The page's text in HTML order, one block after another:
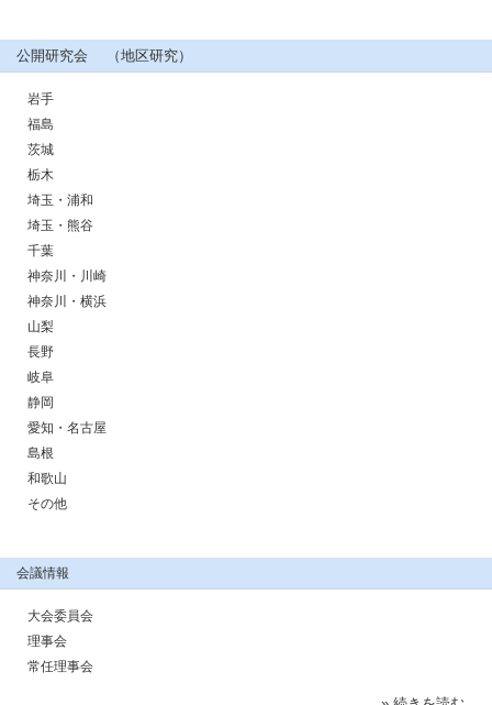
公開研究会 （地区研究）
岩手
福島
茨城
栃木
埼玉・浦和
埼玉・熊谷
千葉
神奈川・川崎
神奈川・横浜
山梨
長野
岐阜
静岡
愛知・名古屋
島根
和歌山
その他
会議情報
大会委員会
理事会
常任理事会